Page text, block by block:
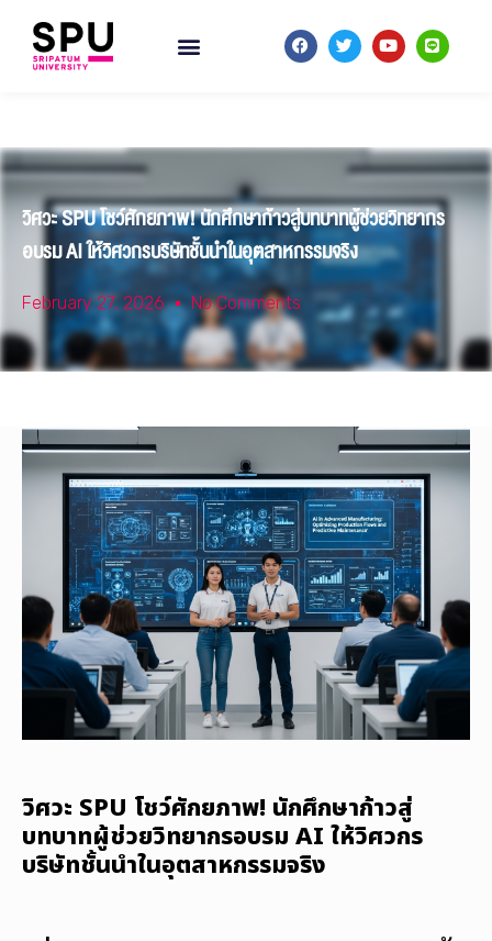
วิศวะ SPU โชว์ศักยภาพ! นักศึกษาก้าวสู่บทบาทผู้ช่วยวิทยากร
อบรม AI ให้วิศวกรบริษัทชั้นนำในอุตสาหกรรมจริง
February 27, 2026 No Comments
วิศวะ SPU โชว์ศักยภาพ! นักศึกษาก้าวสู่
บทบาทผู้ช่วยวิทยากรอบรม AI ให้วิศวกร
บริษัทชั้นนำในอุตสาหกรรมจริง